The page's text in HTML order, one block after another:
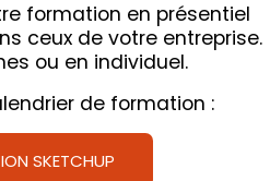
formation en présentiel
ceux de votre entreprise.
ou en individuel.
de formation :
SKETCHUP